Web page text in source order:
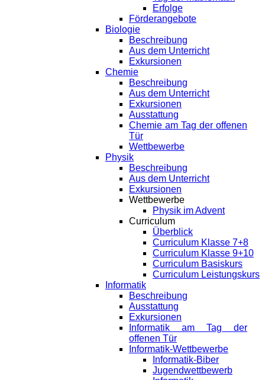
Erfolge
Förderangebote
Biologie
Beschreibung
Aus dem Unterricht
Exkursionen
Chemie
Beschreibung
Aus dem Unterricht
Exkursionen
Ausstattung
Chemie am Tag der offenen
Tür
Wettbewerbe
Physik
Beschreibung
Aus dem Unterricht
Exkursionen
Wettbewerbe
Physik im Advent
Curriculum
Überblick
Curriculum Klasse 7+8
Curriculum Klasse 9+10
Curriculum Basiskurs
Curriculum Leistungskurs
Informatik
Beschreibung
Ausstattung
Exkursionen
Informatik am Tag der
offenen Tür
Informatik-Wettbewerbe
Informatik-Biber
Jugendwettbewerb